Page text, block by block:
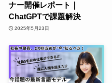
ナー開催レポート｜
ChatGPTで課題解決
2025年5月23日